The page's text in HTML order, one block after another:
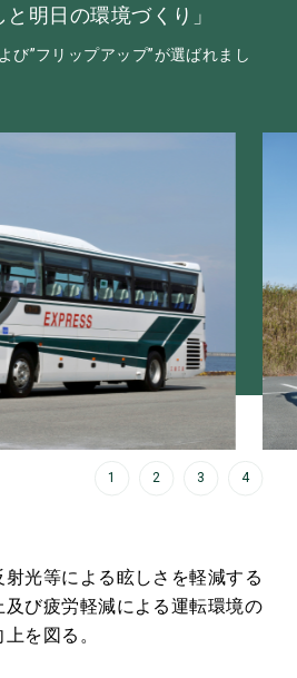
明日の環境づくり」
び”フリップアップ”が選ばれまし
1 2 3 4
光等による眩しさを軽減する
及び疲労軽減による運転環境の
を図る。